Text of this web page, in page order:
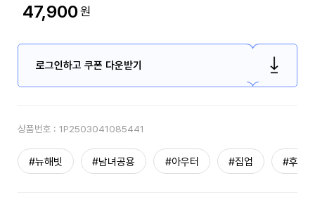
47,900원
로그인하고 쿠폰 다운받기
상품번호 : 1P2503041085441
#뉴해빗 #남녀공용 #아우터 #집업 #후드